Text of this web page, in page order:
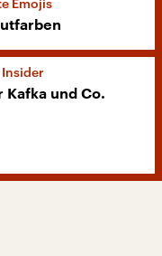
Emojis
Kafka und Co.